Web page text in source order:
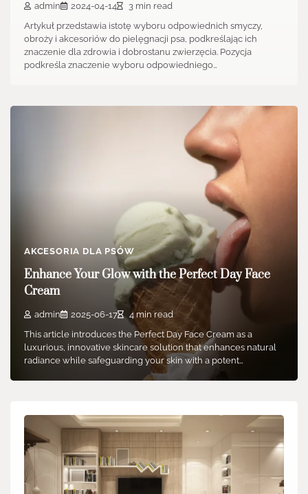
admin 2024-04-14
3 min read
Artykuł przedstawia istotę wyboru odpowiednich smyczy,
obroży i akcesoriów do pielęgnacji psa, podkreślając ich
znaczenie dla zdrowia i dobrostanu zwierzęcia. Pozycja
podkreśla znaczenie wyboru odpowiedniego…
AKCESORIA DLA PSÓW
Enhance Your Glow with the Perfect Day Face
Cream
admin 2025-06-17
4 min read
This article introduces the Perfect Day Face Cream as a
luxurious, innovative skincare solution that enhances natural
radiance while safeguarding your skin with a potent…